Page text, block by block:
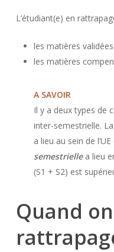
L’étudiant(e) en
les matières validées
les matières
A SAVOIR
Il y a deux types de
inter-semestrielle. La
a lieu au sein de
semestriellea lieu
(S1 + S2) est
Quand